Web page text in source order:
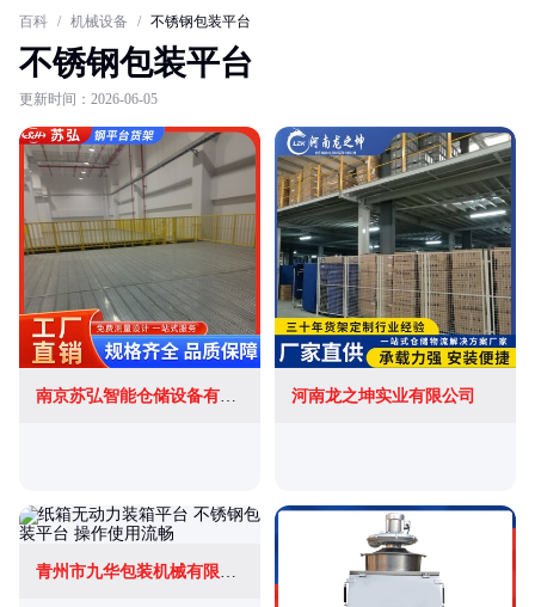
百科 / 机械设备 / 不锈钢包装平台
不锈钢包装平台
更新时间：2026-06-05
南京苏弘智能仓储设备有限公司 河南龙之坤实业有限公司